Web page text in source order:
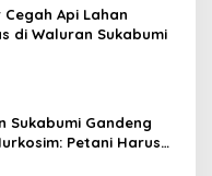
Api Lahan
di Waluran Sukabumi
Sukabumi Gandeng
Petani Harus